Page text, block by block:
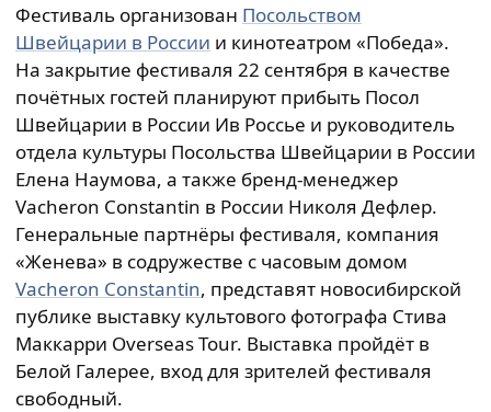
Фестиваль организован Посольством
Швейцарии в России и кинотеатром «Победа».
На закрытие фестиваля 22 сентября в качестве
почётных гостей планируют прибыть Посол
Швейцарии в России Ив Россье и руководитель
отдела культуры Посольства Швейцарии в России
Елена Наумова, а также бренд-менеджер
Vacheron Constantin в России Николя Дефлер.
Генеральные партнёры фестиваля, компания
«Женева» в содружестве с часовым домом
Vacheron Constantin, представят новосибирской
публике выставку культового фотографа Стива
Маккарри Overseas Tour. Выставка пройдёт в
Белой Галерее, вход для зрителей фестиваля
свободный.